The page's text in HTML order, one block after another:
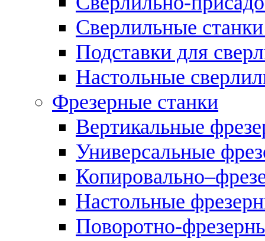
Сверлильные
Подставки для
Настольные
Фрезерные станки
Вертикальные
Универсальные
Настольные
Поворотно-